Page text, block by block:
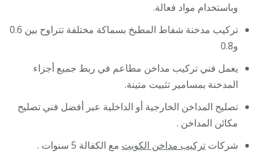
وباستخدام مواد فعالة.
تركيب مدخنة شفاط المطبخ بسماكة مختلفة تتراوح بين 0.6
و0.8
يعمل فني تركيب مداخن مطاعم في ربط جميع أجزاء
المدخنة بمسامير تثبيت متينة.
تصليح المداخن الخارجية أو الداخلية عبر أفضل فني تصليح
مكائن المداخن .
شركاتتركيب مداخن الكويت مع الكفالة 5 سنوات .